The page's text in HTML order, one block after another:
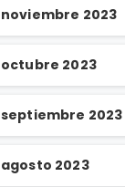
noviembre 2023
octubre 2023
septiembre 2023
agosto 2023